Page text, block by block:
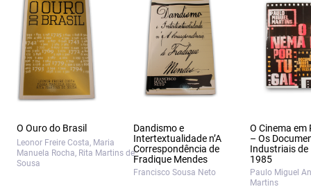
O Ouro do Brasil
Leonor Freire Costa, Maria
Manuela Rocha, Rita Martins de
Sousa
Dandismo e
Intertextualidade n’A
Correspondência de
Fradique Mendes
Francisco Sousa Neto
O Cinema em
– Os
Industriais de
1985
Paulo Miguel
Martins